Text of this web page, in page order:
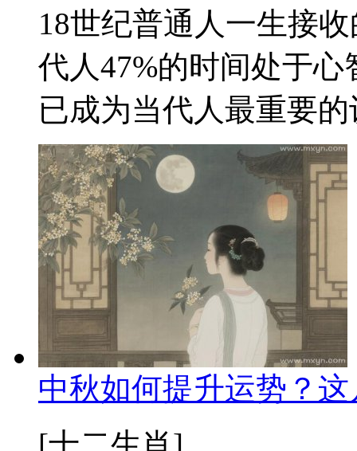
18世纪普通人一生接
代人47%的时间处于
已成为当代人最重要
中秋如何提升运势？
[十二生肖]